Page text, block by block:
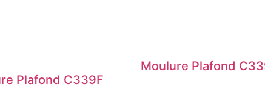
Plafond C339F
Moulure Plafond